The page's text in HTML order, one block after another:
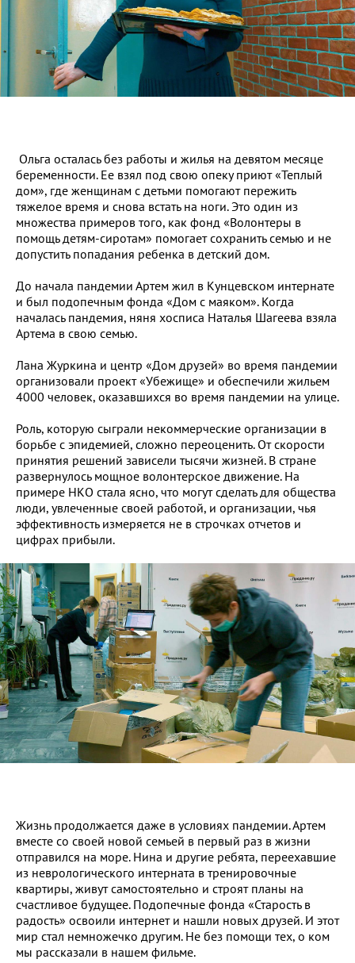
Ольга осталась без работы и жилья на девятом месяце
беременности. Ее взял под свою опеку приют «Теплый
дом», где женщинам с детьми помогают пережить
тяжелое время и снова встать на ноги. Это один из
множества примеров того, как фонд «Волонтеры в
помощь детям-сиротам» помогает сохранить семью и не
допустить попадания ребенка в детский дом.
До начала пандемии Артем жил в Кунцевском интернате
и был подопечным фонда «Дом с маяком». Когда
началась пандемия, няня хосписа Наталья Шагеева взяла
Артема в свою семью.
Лана Журкина и центр «Дом друзей» во время пандемии
организовали проект «Убежище» и обеспечили жильем
4000 человек, оказавшихся во время пандемии на улице.
Роль, которую сыграли некоммерческие организации в
борьбе с эпидемией, сложно переоценить. От скорости
принятия решений зависели тысячи жизней. В стране
развернулось мощное волонтерское движение. На
примере НКО стала ясно, что могут сделать для общества
люди, увлеченные своей работой, и организации, чья
эффективность измеряется не в строчках отчетов и
цифрах прибыли.
Жизнь продолжается даже в условиях пандемии. Артем
вместе со своей новой семьей в первый раз в жизни
отправился на море. Нина и другие ребята, переехавшие
из неврологического интерната в тренировочные
квартиры, живут самостоятельно и строят планы на
счастливое будущее. Подопечные фонда «Старость в
радость» освоили интернет и нашли новых друзей. И этот
мир стал немножечко другим. Не без помощи тех, о ком
мы рассказали в нашем фильме.